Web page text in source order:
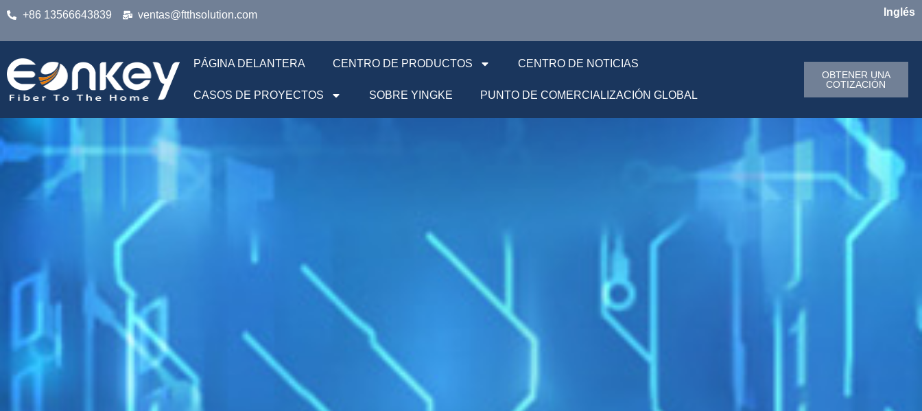
+86 13566643839 ventas@ftthsolution.com Inglés
PÁGINA DELANTERA CENTRO DE PRODUCTOS CENTRO DE NOTICIAS
CASOS DE PROYECTOS SOBRE YINGKE PUNTO DE COMERCIALIZACIÓN GLOBAL
OBTENER UNA
COTIZACIÓN